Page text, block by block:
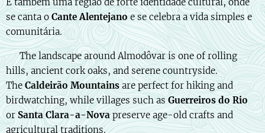
se canta o Cante Alentejanoe se celebra a vida simples e
comunitária.
🇬🇧 The landscape around Almodôvar is one of rolling
hills, ancient cork oaks, and serene countryside.
TheCaldeirão Mountains are perfect for hiking and
birdwatching, while villages such asGuerreiros do Rio
or Santa Clara-a-Novapreserve age-old crafts and
agricultural traditions.